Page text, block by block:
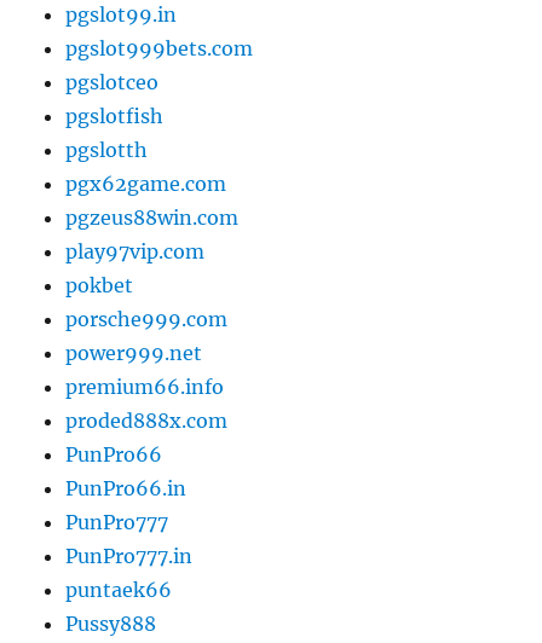
pgslot99.in
pgslot999bets.com
pgslotceo
pgslotfish
pgslotth
pgx62game.com
pgzeus88win.com
play97vip.com
pokbet
porsche999.com
power999.net
premium66.info
proded888x.com
PunPro66
PunPro66.in
PunPro777
PunPro777.in
puntaek66
Pussy888